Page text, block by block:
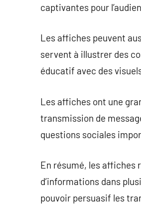
captivantes pour
Les affiches peuvent
servent à illustrer des
éducatif avec des
Les affiches ont une
transmission de
questions sociales
En résumé, les affiches
d’informations dans
pouvoir persuasif les